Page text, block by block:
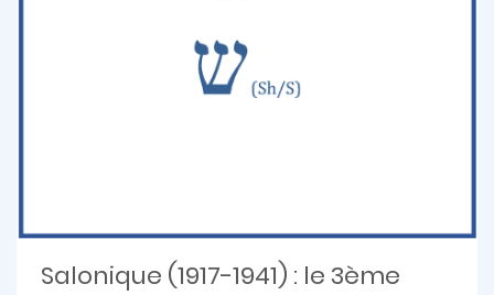
Salonique (1917-1941) : le 3ème